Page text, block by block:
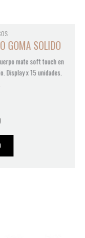
GOMA SOLIDO
mate soft touch en
Display x 15 unidades.